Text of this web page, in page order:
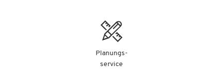
Planungs-
service